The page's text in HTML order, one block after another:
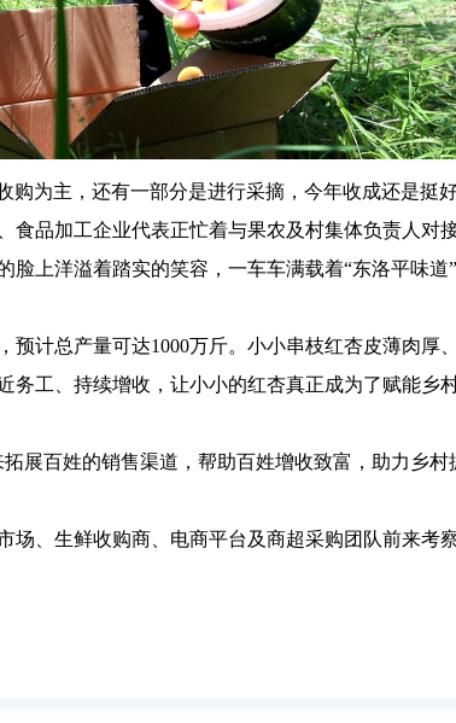
为主，还有一部分是进行采摘，今年收成还是挺
品加工企业代表正忙着与果农及村集体负责人对
上洋溢着踏实的笑容，一车车满载着“东洛平味
计总产量可达1000万斤。小小串枝红杏皮薄肉厚
工、持续增收，让小小的红杏真正成为了赋能乡
展百姓的销售渠道，帮助百姓增收致富，助力乡
、生鲜收购商、电商平台及商超采购团队前来考